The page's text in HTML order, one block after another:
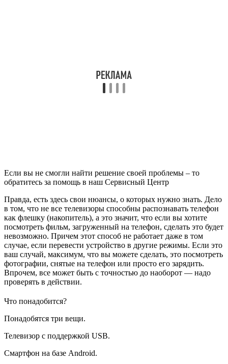
Если вы не смогли найти решение своей проблемы – то
обратитесь за помощь в наш Сервисный Центр
Правда, есть здесь свои нюансы, о которых нужно знать. Дело
в том, что не все телевизоры способны распознавать телефон
как флешку (накопитель), а это значит, что если вы хотите
посмотреть фильм, загруженный на телефон, сделать это будет
невозможно. Причем этот способ не работает даже в том
случае, если перевести устройство в другие режимы. Если это
ваш случай, максимум, что вы можете сделать, это посмотреть
фотографии, снятые на телефон или просто его зарядить.
Впрочем, все может быть с точностью до наоборот — надо
проверять в действии.
Что понадобится?
Понадобятся три вещи.
Телевизор с поддержкой USB.
Смартфон на базе Android.